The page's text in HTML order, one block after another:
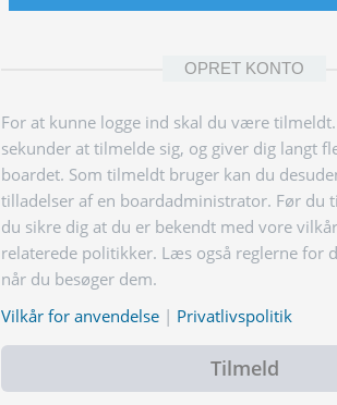
OPRET KONTO
For at kunne logge ind skal du være
sekunder at tilmelde sig, og giver dig langt
boardet. Som tilmeldt bruger kan du
tilladelser af en boardadministrator. Før du
du sikre dig at du er bekendt med vore
relaterede politikker. Læs også reglerne for
når du besøger dem.
Vilkår for anvendelse | Privatlivspolitik
Tilmeld